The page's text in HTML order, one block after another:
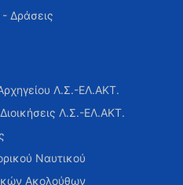
Δράσεις
Λ.Σ.-ΕΛ.ΑΚΤ.
Λ.Σ.-ΕΛ.ΑΚΤ.
Ναυτικού
Ακολούθων